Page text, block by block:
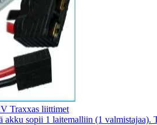
Traxxas liittimet
akku sopii 1 laitemalliin (1 valmistajaa).